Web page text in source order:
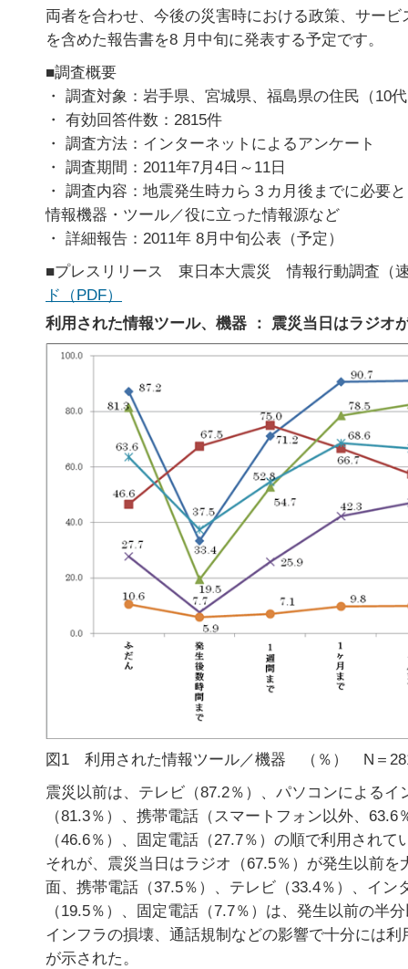
両者を合わせ、今後の災害時における政策、サービ
を含めた報告書を8 月中旬に発表する予定です。
■調査概要
・ 調査対象：岩手県、宮城県、福島県の住民（10
・ 有効回答件数：2815件
・ 調査方法：インターネットによるアンケート
・ 調査期間：2011年7月4日～11日
・ 調査内容：地震発生時カら３カ月後までに必要
情報機器・ツール／役に立った情報源など
・ 詳細報告：2011年 8月中旬公表（予定）
■プレスリリース 東日本大震災 情報行動調査（
ド（PDF）
利用された情報ツール、機器 ： 震災当日はラジオ
図1 利用された情報ツール／機器 （％） N＝
震災以前は、テレビ（87.2％）、パソコンによるイ
（81.3％）、携帯電話（スマートフォン以外、63.6
（46.6％）、固定電話（27.7％）の順で利用されて
それが、震災当日はラジオ（67.5％）が発生以前を
面、携帯電話（37.5％）、テレビ（33.4％）、イン
（19.5％）、固定電話（7.7％）は、発生以前の半
インフラの損壊、通話規制などの影響で十分には利
が示された。